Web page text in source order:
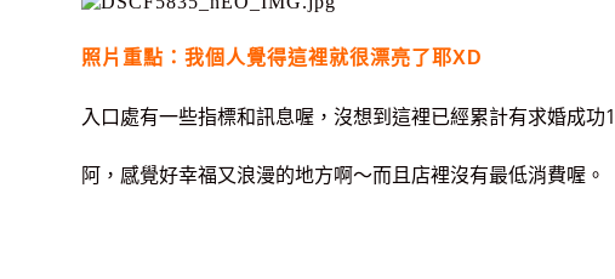
照片重點：我個人覺得這裡就很漂亮了耶XD
入口處有一些指標和訊息喔，沒想到這裡已經累計有求婚成功
阿，感覺好幸福又浪漫的地方啊～而且店裡沒有最低消費喔。